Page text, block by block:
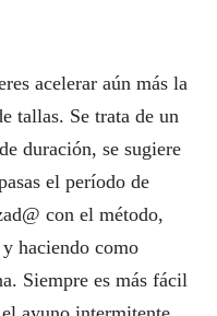
acelerar aún más la
tallas. Se trata de un
duración, se sugiere
el período de
con el método,
haciendo como
Siempre es más fácil